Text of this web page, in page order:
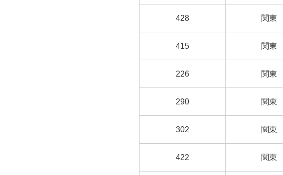
428 関東
415 関東
226 関東
290 関東
302 関東
422 関東